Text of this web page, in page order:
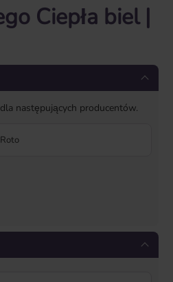
Ciepła biel |
następujących producentów.
Roto